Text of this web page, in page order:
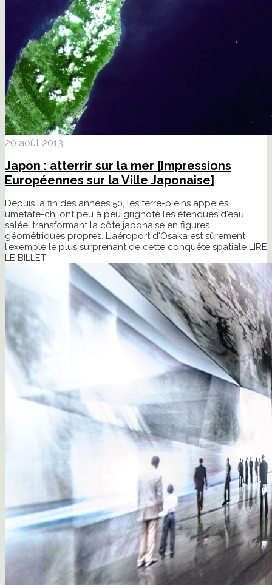
20 août 2013
Japon : atterrir sur la mer [Impressions
Européennes sur la Ville Japonaise]
Depuis la fin des années 50, les terre-pleins appelés
umetate-chi ont peu à peu grignoté les étendues d'eau
salée, transformant la côte japonaise en figures
géométriques propres. L'aéroport d'Osaka est sûrement
l'exemple le plus surprenant de cette conquête spatiale LIRE
LE BILLET